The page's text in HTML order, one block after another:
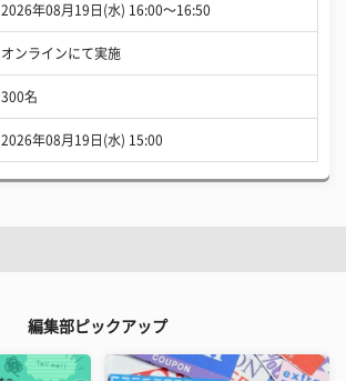
2026年08月19日(水) 16:00〜16:50
オンラインにて実施
300名
2026年08月19日(水) 15:00
編集部ピックアップ